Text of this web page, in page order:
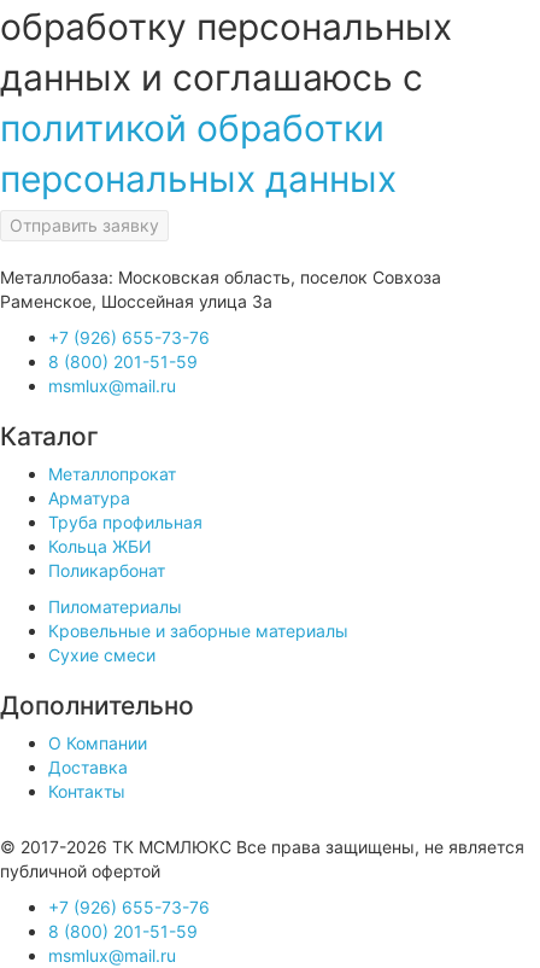
обработку персональных
данных и соглашаюсь с
политикой обработки
персональных данных
Отправить заявку
Металлобаза: Московская область, поселок Совхоза
Раменское, Шоссейная улица 3а
+7 (926) 655-73-76
8 (800) 201-51-59
msmlux@mail.ru
Каталог
Металлопрокат
Арматура
Труба профильная
Кольца ЖБИ
Поликарбонат
Пиломатериалы
Кровельные и заборные материалы
Сухие смеси
Дополнительно
О Компании
Доставка
Контакты
© 2017-2026 ТК МСМЛЮКС Все права защищены, не является
публичной офертой
+7 (926) 655-73-76
8 (800) 201-51-59
msmlux@mail.ru